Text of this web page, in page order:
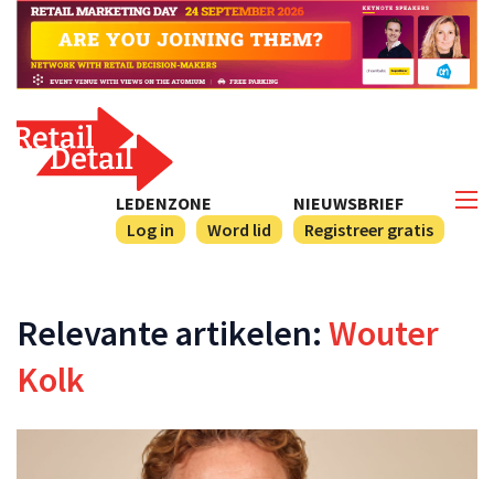
NIEUWSBRIEF
Registreer gratis
LEDENZONE
Log in
Word lid
Relevante artikelen: Wouter
Kolk